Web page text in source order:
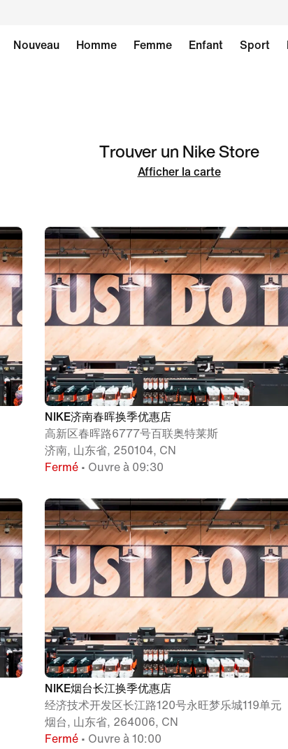
Nouveau Homme Femme Enfant Sport
Trouver un Nike Store
Afficher la carte
NIKE济南春晖换季优惠店
高新区春晖路6777号百联奥特莱斯
济南, 山东省, 250104, CN
Fermé • Ouvre à 09:30
NIKE烟台长江换季优惠店
经济技术开发区长江路120号永旺梦乐城119单元
烟台, 山东省, 264006, CN
Fermé • Ouvre à 10:00